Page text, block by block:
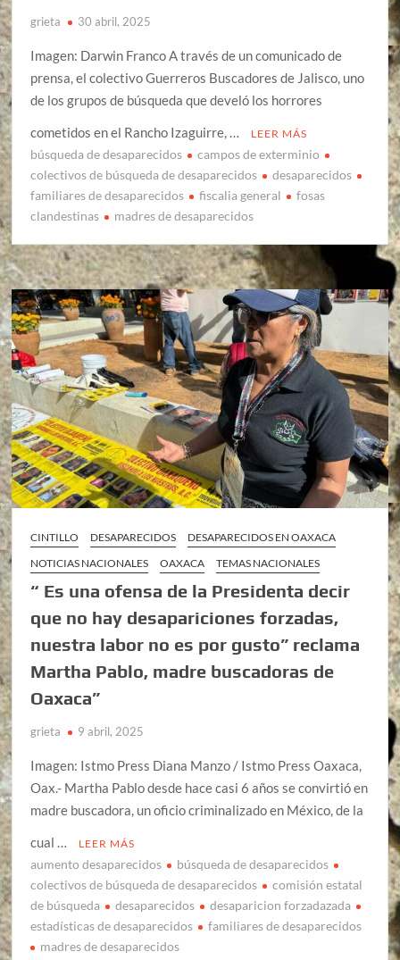
grieta 30 abril, 2025
Imagen: Darwin Franco A través de un comunicado de
prensa, el colectivo Guerreros Buscadores de Jalisco, uno
de los grupos de búsqueda que develó los horrores
cometidos en el Rancho Izaguirre, …
LEER MÁS
búsqueda de desaparecidos
campos de exterminio
colectivos de búsqueda de desaparecidos
desaparecidos
familiares de desaparecidos
fiscalia general
fosas
clandestinas
madres de desaparecidos
CINTILLO DESAPARECIDOS
DESAPARECIDOS EN OAXACA
NOTICIAS NACIONALES
OAXACA TEMAS NACIONALES
“ Es una ofensa de la Presidenta decir
que no hay desapariciones forzadas,
nuestra labor no es por gusto” reclama
Martha Pablo, madre buscadoras de
Oaxaca”
grieta 9 abril, 2025
Imagen: Istmo Press Diana Manzo / Istmo Press Oaxaca,
Oax.- Martha Pablo desde hace casi 6 años se convirtió en
madre buscadora, un oficio criminalizado en México, de la
cual …
LEER MÁS
aumento desaparecidos
búsqueda de desaparecidos
colectivos de búsqueda de desaparecidos
comisión estatal
de búsqueda
desaparecidos
desaparicion forzadazada
estadísticas de desaparecidos
familiares de desaparecidos
madres de desaparecidos